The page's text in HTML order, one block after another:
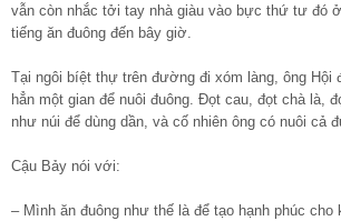
vẫn còn nhắc tởi tay nhà giàu vào bực thứ tư đó
tiếng ăn đuông đến bây giờ.
Tại ngôi bíệt thự trên đường đi xóm làng, ông Hội
hẳn một gian để nuôi đuông. Đọt cau, đọt chà là,
như núi để dùng dần, và cố nhiên ông có nuôi cả
Cậu Bảy nói với:
– Mình ăn đuông như thế là để tạo hạnh phúc cho